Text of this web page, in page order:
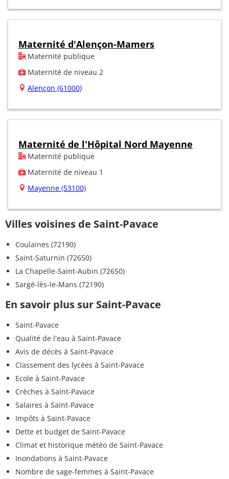
Maternité d'Alençon-Mamers
Maternité publique
Maternité de niveau 2
Alençon (61000)
Maternité de l'Hôpital Nord Mayenne
Maternité publique
Maternité de niveau 1
Mayenne (53100)
Villes voisines de Saint-Pavace
Coulaines (72190)
Saint-Saturnin (72650)
La Chapelle-Saint-Aubin (72650)
Sargé-lès-le-Mans (72190)
En savoir plus sur Saint-Pavace
Saint-Pavace
Qualité de l'eau à Saint-Pavace
Avis de décès à Saint-Pavace
Classement des lycées à Saint-Pavace
Ecole à Saint-Pavace
Crèches à Saint-Pavace
Salaires à Saint-Pavace
Impôts à Saint-Pavace
Dette et budget de Saint-Pavace
Climat et historique météo de Saint-Pavace
Inondations à Saint-Pavace
Nombre de sage-femmes à Saint-Pavace